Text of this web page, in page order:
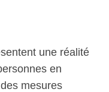
une réalité
en
mesures